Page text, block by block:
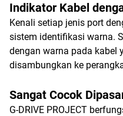
Indikator Kabel
Kenali setiap jenis port
sistem identifikasi warna.
dengan warna pada kabel
disambungkan ke
Sangat Cocok
G-DRIVE PROJECT